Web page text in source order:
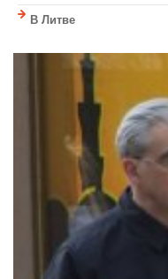
В Литве